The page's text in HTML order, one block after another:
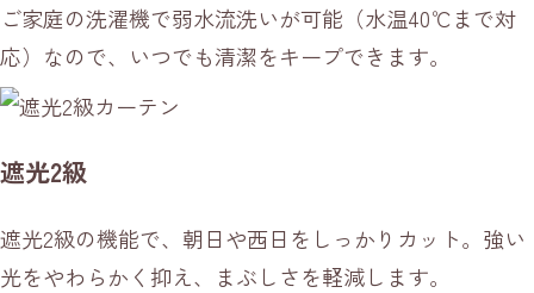
ご家庭の洗濯機で弱水流洗いが可能（水温40℃まで対
応）なので、いつでも清潔をキープできます。
遮光2級
遮光2級の機能で、朝日や西日をしっかりカット。強い
光をやわらかく抑え、まぶしさを軽減します。